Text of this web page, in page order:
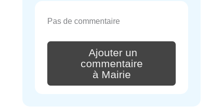
Pas de commentaire
Ajouter un
commentaire
à Mairie